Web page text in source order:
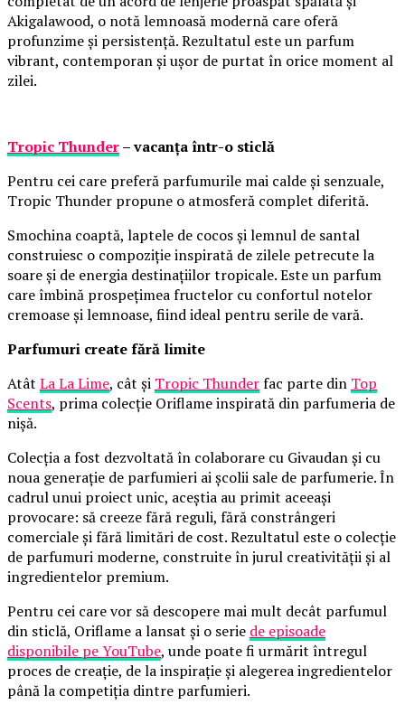
Akigalawood, o notă lemnoasă modernă care oferă
profunzime și persistență. Rezultatul este un parfum
vibrant, contemporan și ușor de purtat în orice moment al
zilei.
Tropic Thunder– vacanța într-o sticlă
Pentru cei care preferă parfumurile mai calde și senzuale,
Tropic Thunder propune o atmosferă complet diferită.
Smochina coaptă, laptele de cocos și lemnul de santal
construiesc o compoziție inspirată de zilele petrecute la
soare și de energia destinațiilor tropicale. Este un parfum
care îmbină prospețimea fructelor cu confortul notelor
cremoase și lemnoase, fiind ideal pentru serile de vară.
Parfumuri create fără limite
Atât La La Lime, cât și Tropic Thunderfac parte din Top
Scents, prima colecție Oriflame inspirată din parfumeria de
nișă.
Colecția a fost dezvoltată în colaborare cu Givaudan și cu
noua generație de parfumieri ai școlii sale de parfumerie. În
cadrul unui proiect unic, aceștia au primit aceeași
provocare: să creeze fără reguli, fără constrângeri
comerciale și fără limitări de cost. Rezultatul este o colecție
de parfumuri moderne, construite în jurul creativității și al
ingredientelor premium.
Pentru cei care vor să descopere mai mult decât parfumul
din sticlă, Oriflame a lansat și o serie de episoade
disponibile pe YouTube, unde poate fi urmărit întregul
proces de creație, de la inspirație și alegerea ingredientelor
până la competiția dintre parfumieri.